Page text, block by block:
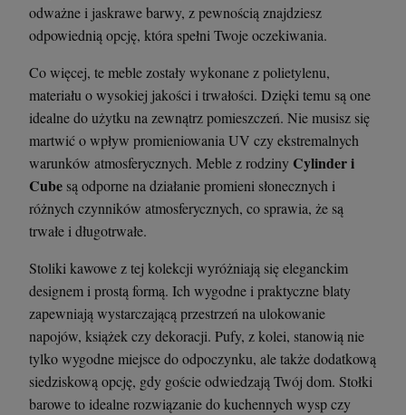
odważne i jaskrawe barwy, z pewnością znajdziesz
odpowiednią opcję, która spełni Twoje oczekiwania.
Co więcej, te meble zostały wykonane z polietylenu,
materiału o wysokiej jakości i trwałości. Dzięki temu są one
idealne do użytku na zewnątrz pomieszczeń. Nie musisz się
martwić o wpływ promieniowania UV czy ekstremalnych
warunków atmosferycznych. Meble z rodziny Cylinder i
Cube są odporne na działanie promieni słonecznych i
różnych czynników atmosferycznych, co sprawia, że są
trwałe i długotrwałe.
Stoliki kawowe z tej kolekcji wyróżniają się eleganckim
designem i prostą formą. Ich wygodne i praktyczne blaty
zapewniają wystarczającą przestrzeń na ulokowanie
napojów, książek czy dekoracji. Pufy, z kolei, stanowią nie
tylko wygodne miejsce do odpoczynku, ale także dodatkową
siedziskową opcję, gdy goście odwiedzają Twój dom. Stołki
barowe to idealne rozwiązanie do kuchennych wysp czy